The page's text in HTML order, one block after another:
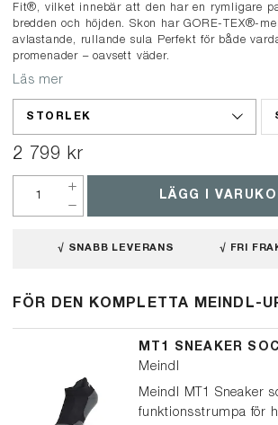
Fit®, vilket innebär att den har en rymligare
bredden och höjden. Skon har GORE-TEX®-
avlastande, rullande sula Perfekt för både
promenader – oavsett väder.
Läs mer
STORLEK
2 799 kr
LÄGG I
√ SNABB LEVERANS √ FRI
FÖR DEN KOMPLETTA MEINDL-
MT1 SNEAKER
Meindl
Meindl MT1 Sneaker
funktionsstrumpa för